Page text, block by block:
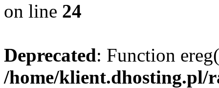
on line 24
Deprecated: Function
/home/klient.dhosting.pl/